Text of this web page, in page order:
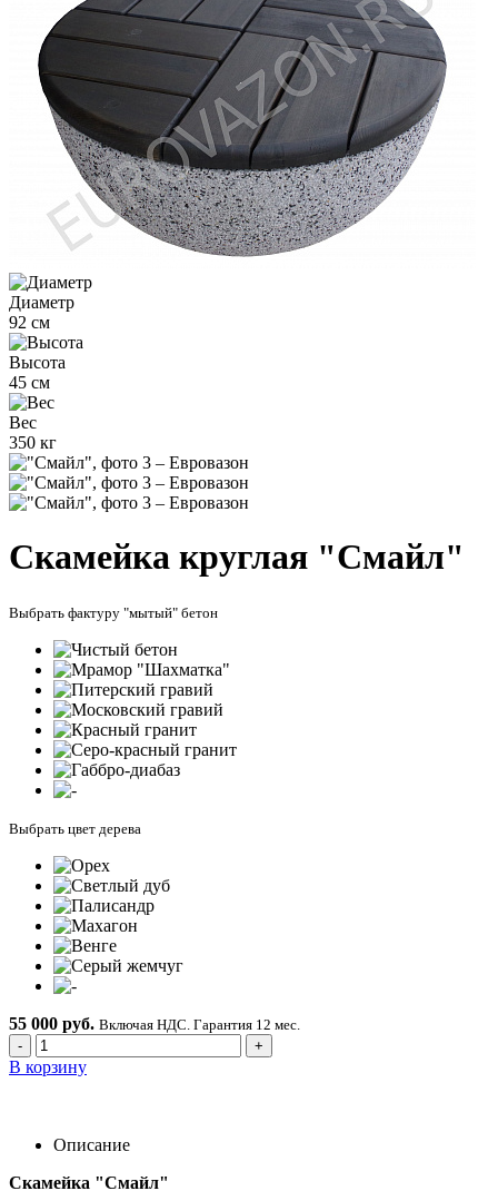
Диаметр
92 см
Высота
45 см
Вес
350 кг
Скамейка круглая "Смайл"
Выбрать фактуру "мытый" бетон
Выбрать цвет дерева
55 000 руб. Включая НДС. Гарантия 12 мес.
-
+
В корзину
Описание
Скамейка "Смайл"